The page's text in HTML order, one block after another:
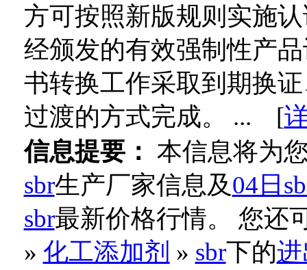
方可按照新版规则实施
经颁发的有效强制性产
书转换工作采取到期换
过渡的方式完成。 ... [
信息提要： 本信息将为
sbr生产厂家信息及04日
sbr最新价格行情。 您还
» 化工添加剂 » sbr下的